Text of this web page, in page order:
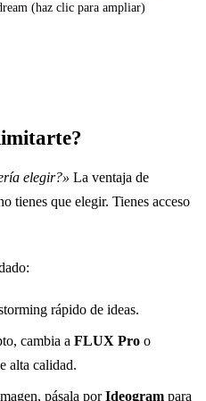
(haz clic para ampliar)
elegir?» La ventaja de
tienes que elegir. Tienes acceso
rápido de ideas.
cambia a FLUX Pro o
alta calidad.
pásala porIdeogram para